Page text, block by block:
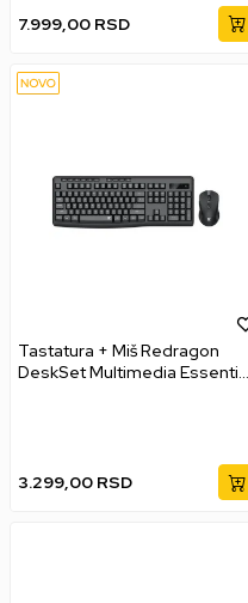
7.999,00 RSD
Tastatura + Miš Redragon
DeskSet Multimedia Essential
3.299,00 RSD